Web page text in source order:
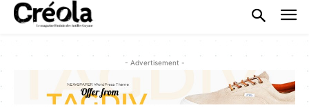
- Advertisement -